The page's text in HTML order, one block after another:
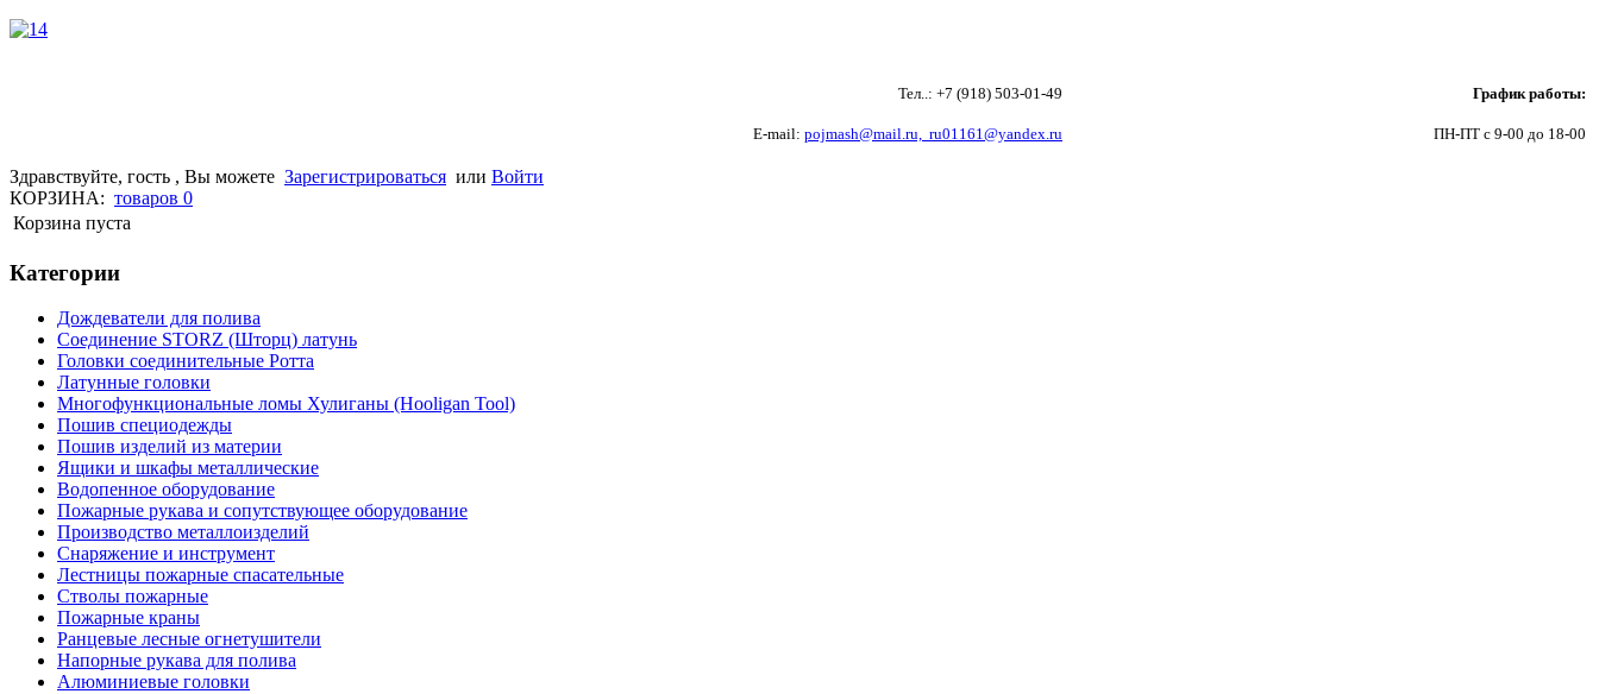
Тел..: +7 (918) 503-01-49
E-mail: pojmash@mail.ru, ru01161@yandex.ru
График работы:
ПН-ПТ с 9-00 до 18-00
Здравствуйте, гость , Вы можете Зарегистрироваться или Войти
КОРЗИНА: товаров 0
Корзина пуста
Категории
Дождеватели для полива
Соединение STORZ (Шторц) латунь
Головки соединительные Ротта
Латунные головки
Многофункциональные ломы Хулиганы (Hooligan Tool)
Пошив специодежды
Пошив изделий из материи
Ящики и шкафы металлические
Водопенное оборудование
Пожарные рукава и сопутствующее оборудование
Производство металлоизделий
Снаряжение и инструмент
Лестницы пожарные спасательные
Стволы пожарные
Пожарные краны
Ранцевые лесные огнетушители
Напорные рукава для полива
Алюминиевые головки